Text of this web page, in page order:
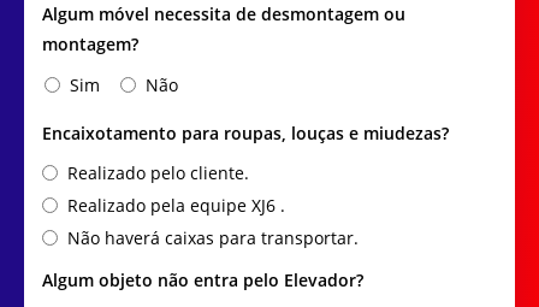
Algum móvel necessita de desmontagem ou
montagem?
Sim
Não
Encaixotamento para roupas, louças e miudezas?
Realizado pelo cliente.
Realizado pela equipe XJ6 .
Não haverá caixas para transportar.
Algum objeto não entra pelo Elevador?